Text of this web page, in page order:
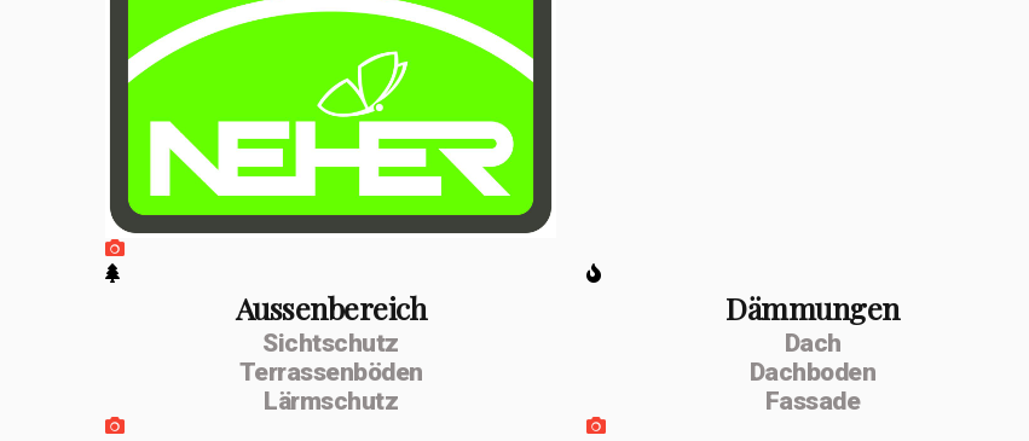
Aussenbereich
Sichtschutz
Terrassenböden
Lärmschutz
Dämmungen
Dach
Dachboden
Fassade
Februar 2026 die
Umwandlung zur
Handwerk GmbH.
Unterstützt
Monika Dettling-